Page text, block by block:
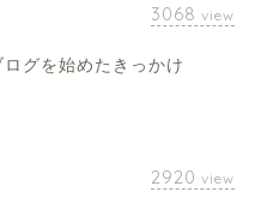
3068 view
ログを始めたきっかけ
2920 view